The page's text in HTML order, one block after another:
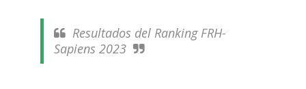
Resultados del Ranking FRH-
Sapiens 2023